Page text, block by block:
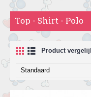
Top - Shirt - Polo
Product